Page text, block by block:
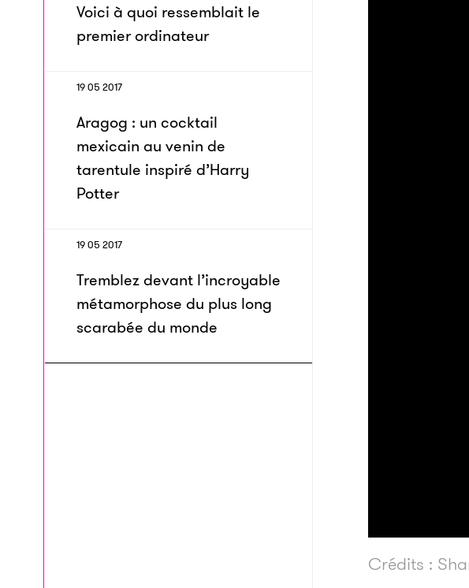
Voici à quoi ressemblait le
premier ordinateur
19 05 2017
Aragog : un cocktail
mexicain au venin de
tarentule inspiré d’Harry
Potter
19 05 2017
Tremblez devant l’incroyable
métamorphose du plus long
scarabée du monde
Crédits :